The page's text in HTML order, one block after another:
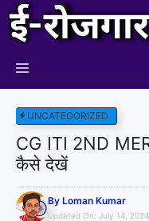
Skip
to
content
Menu
UNCATEGORIZED
CG ITI 2ND
कैसे देखें
By Loman Kumar
Updated On: July 14, 2024